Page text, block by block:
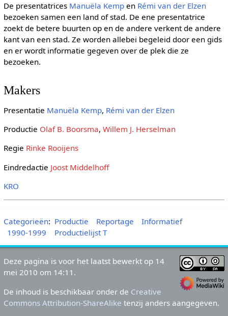
De presentatrices Manuëla Kempen Rémi van der Elzen
bezoeken samen een land of stad. De ene presentatrice
zoekt de betere buurten op en de andere verkent de andere
kant van een stad. Ze worden allebei begeleid door een gids
en er wordt informatie gegeven over de plek die ze
bezoeken.
Makers
Presentatie Manuëla Kemp, Rémi van der Elzen
Productie Olaf B. Boorsma, Willem J. Herselman
Regie Rinke Rooijens
Eindredactie Joost Middelhoff
KRO
Categorieën: Productie Reportage
Informatief
1990-1999
Productielijst T
Deze pagina is voor het laatst bewerkt op 14
mei 2010 om 14:11.
De inhoud is beschikbaar onder de Creative
Commons Attribution-ShareAlike tenzij anders aangegeven.